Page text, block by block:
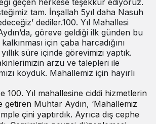
geçen herkese teşekkür ediyoruz.
tam. İnşallah 5yıl daha Nasuh
dediler.100. Yıl Mahallesi
göreve geldiği ilk günden bu
için çaba harcadığını
süre içinde görevimizi yaptık.
arzu ve talepleri ile
koyduk. Mahallemiz için hayırlı
100. Yıl mahallesine ciddi hizmetlerin
getiren Muhtar Aydın, ‘Mahallemiz
çini yaptırdık. Ayrıca dış cephe